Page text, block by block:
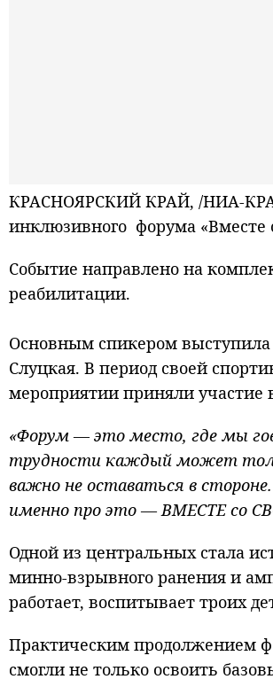
КРАСНОЯРСКИЙ КРАЙ, /НИА-
инклюзивного форума «Вместе
Событие направлено на
реабилитации.
Основным спикером
Слуцкая. В период своей
мероприятии приняли участие
«Форум — это место, где мы
трудности каждый может
важно не оставаться в
именно про это — ВМЕСТЕ со
Одной из центральных стала
минно‑взрывного ранения и
работает, воспитывает троих
Практическим продолжением
смогли не только освоить